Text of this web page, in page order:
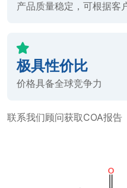
产品质量稳定，可根据客
极具性价比
价格具备全球竞争力
联系我们顾问获取COA报告